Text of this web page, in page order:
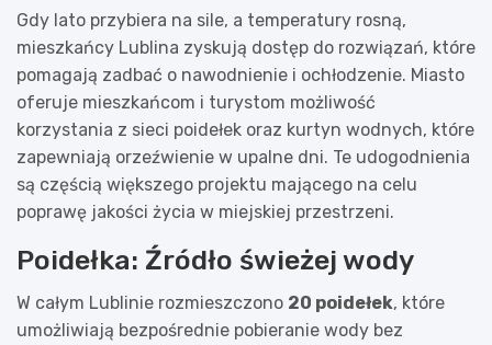
Gdy lato przybiera na sile, a temperatury rosną,
mieszkańcy Lublina zyskują dostęp do rozwiązań, które
pomagają zadbać o nawodnienie i ochłodzenie. Miasto
oferuje mieszkańcom i turystom możliwość
korzystania z sieci poidełek oraz kurtyn wodnych, które
zapewniają orzeźwienie w upalne dni. Te udogodnienia
są częścią większego projektu mającego na celu
poprawę jakości życia w miejskiej przestrzeni.
Poidełka: Źródło świeżej wody
W całym Lublinie rozmieszczono 20 poidełek, które
umożliwiają bezpośrednie pobieranie wody bez